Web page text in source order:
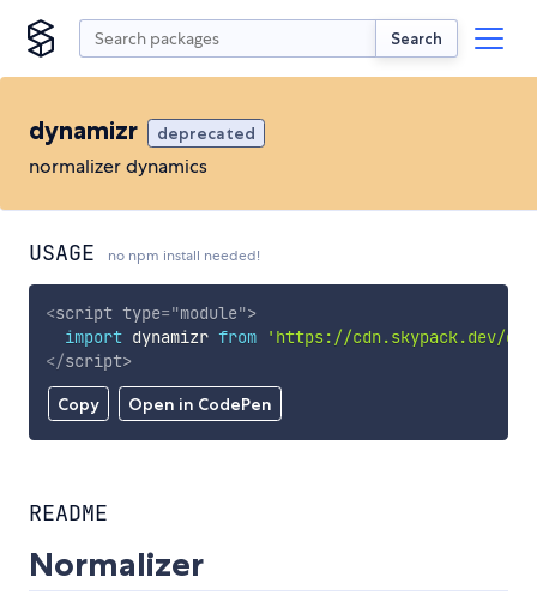
Search
dynamizr deprecated
normalizer dynamics
USAGE no npm install needed!
Copy Open in CodePen
<script type="module">
import dynamizr from
'https://cdn.skypack.dev/
</script>
README
Normalizer